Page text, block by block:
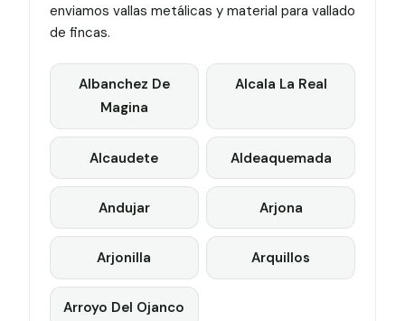
enviamos vallas metálicas y material para vallado
de fincas.
Albanchez De
Magina
Alcala La Real
Alcaudete Aldeaquemada
Andujar Arjona
Arjonilla Arquillos
Arroyo Del Ojanco